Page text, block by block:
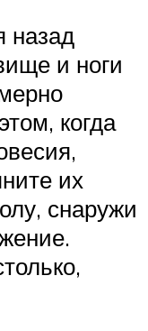
назад
и ноги
когда
их
снаружи